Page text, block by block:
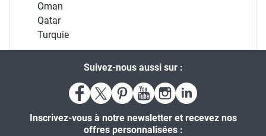
Oman
Qatar
Turquie
Suivez-nous aussi sur :
Inscrivez-vous à notre newsletter et recevez nos
offres personnalisées :